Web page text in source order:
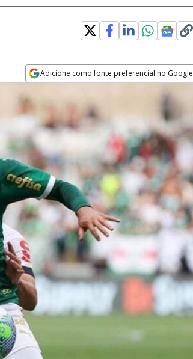
Adicione como fonte preferencial no Google